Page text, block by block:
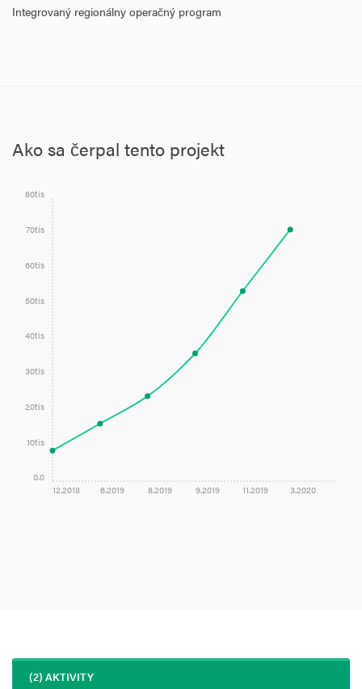
Integrovaný regionálny operačný program
Ako sa čerpal tento projekt
12.2018 6.2019 8.2019 9.2019 11.2019 3.2020
0.0
10tis
20tis
30tis
40tis
50tis
60tis
70tis
80tis
(2) AKTIVITY